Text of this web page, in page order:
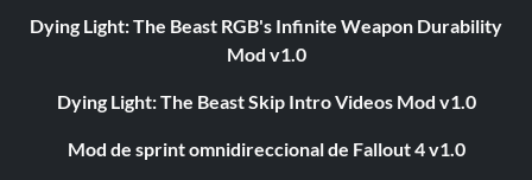
Dying Light: The Beast RGB's Infinite Weapon Durability
Mod v1.0
Dying Light: The Beast Skip Intro Videos Mod v1.0
Mod de sprint omnidireccional de Fallout 4 v1.0